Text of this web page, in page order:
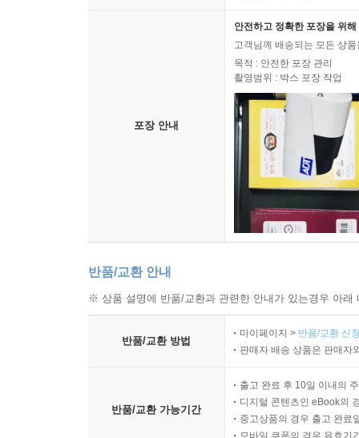
포장 안내
안전하고 정확한 포장을 위
고객님께 배송되는 모든 상
목적 : 안전한 포장 관리
촬영범위 : 박스 포장 작업
반품/교환 안내
※ 상품 설명에 반품/교환과 관련한 안내가 있는경우 아
반품/교환 방법
마이페이지 > 반품/교환 신
판매자 배송 상품은 판매자
반품/교환 가능기간
출고 완료 후 10일 이내의
디지털 콘텐츠인 eBook의
중고상품의 경우 출고 완료